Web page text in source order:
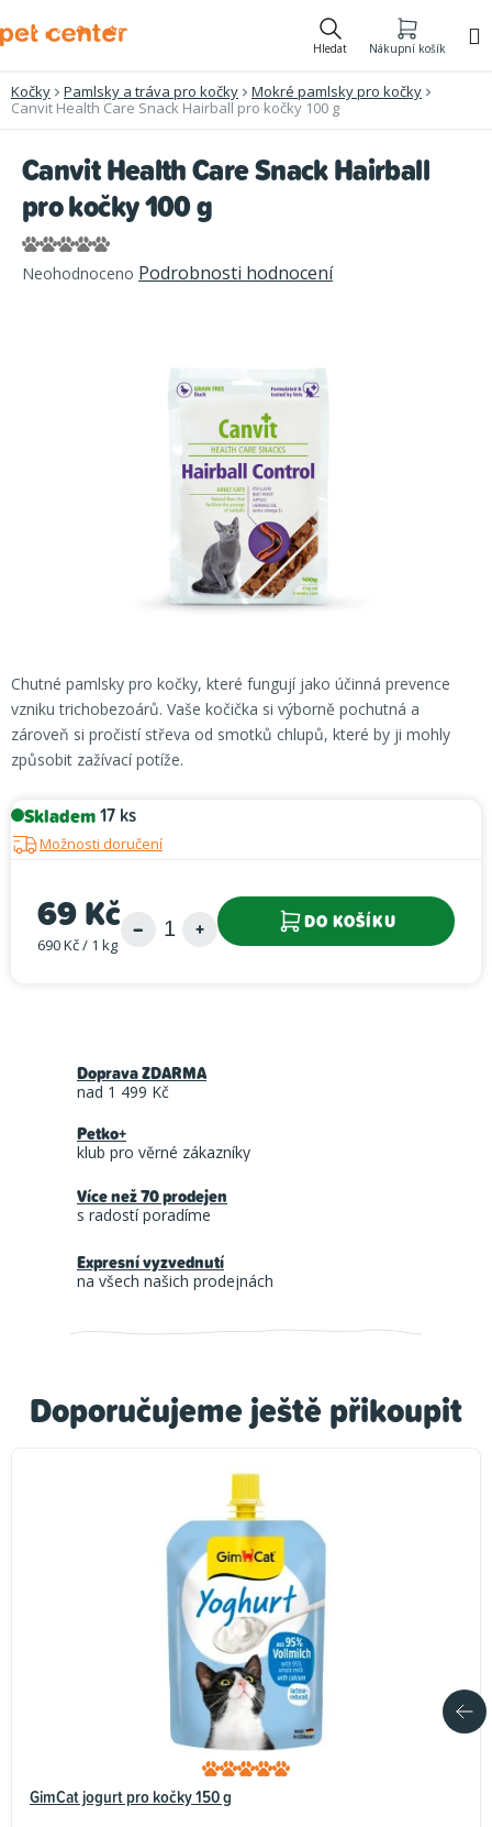
na
Hledat Nákupní košík
Kočky Pamlsky a tráva pro kočky
Mokré pamlsky pro kočky
Canvit Health Care Snack Hairball pro kočky 100 g
Chutné pamlsky pro kočky, které fungují jako účinná prevence
vzniku trichobezoárů. Vaše kočička si výborně pochutná a
zároveň si pročistí střeva od smotků chlupů, které by ji mohly
způsobit zažívací potíže.
Skladem17 ks
Možnosti doručení
69 Kč
Měrná cena:
690 Kč / 1 kg
DO KOŠÍKU
Canvit Health Care Snack Hairball
pro kočky 100 g
Průměrné
hodnocení
Neohodnoceno Podrobnosti hodnocení
Doporučujeme ještě přikoupit
GimCat jogurt pro kočky 150 g
Doprava ZDARMA
nad 1 499 Kč
Petko+
klub pro věrné zákazníky
Více než 70 prodejen
s radostí poradíme
Expresní vyzvednutí
na všech našich prodejnách